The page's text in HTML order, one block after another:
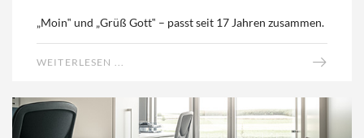
„Moin‟ und „Grüß Gott‟ – passt seit 17 Jahren zusammen.
WEITERLESEN ...